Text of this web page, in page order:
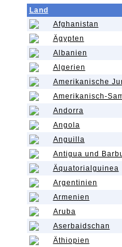
Land
Afghanistan
Ägypten
Albanien
Algerien
Amerikanische
Amerikanisch-
Andorra
Angola
Anguilla
Antigua und
Äquatorialguinea
Argentinien
Armenien
Aruba
Aserbaidschan
Äthiopien